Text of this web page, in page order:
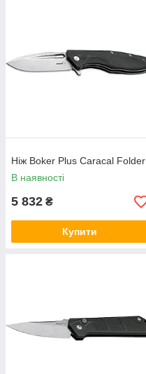
Ніж Boker Plus Caracal Folder
В наявності
5 832 ₴
Купити